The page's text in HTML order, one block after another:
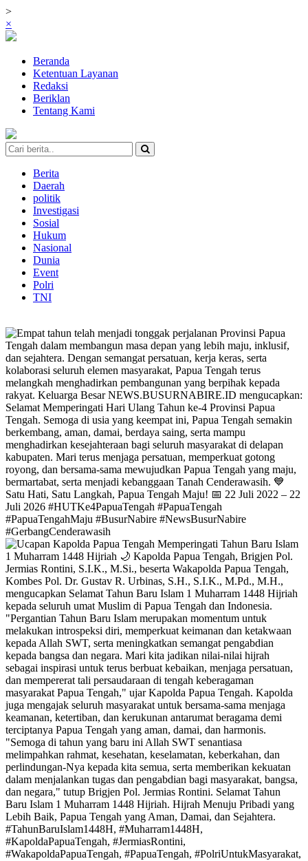
>
×
Beranda
Ketentuan Layanan
Redaksi
Beriklan
Tentang Kami
Berita
Daerah
politik
Investigasi
Sosial
Hukum
Nasional
Dunia
Event
Polri
TNI